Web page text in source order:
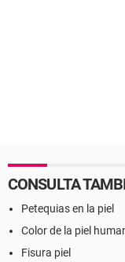
CONSULTA
Petequias en la piel
Color de la piel
Fisura piel